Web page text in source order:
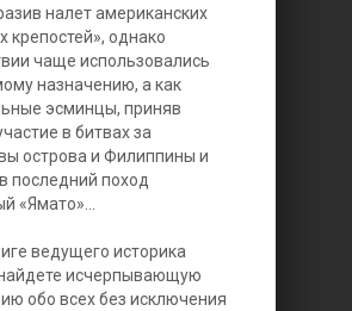
налет американских
крепостей», однако
чаще использовались
назначению, а как
эсминцы, приняв
в битвах за
острова и Филиппины и
последний поход
«Ямато»...
ведущего историка
исчерпывающую
обо всех без исключения